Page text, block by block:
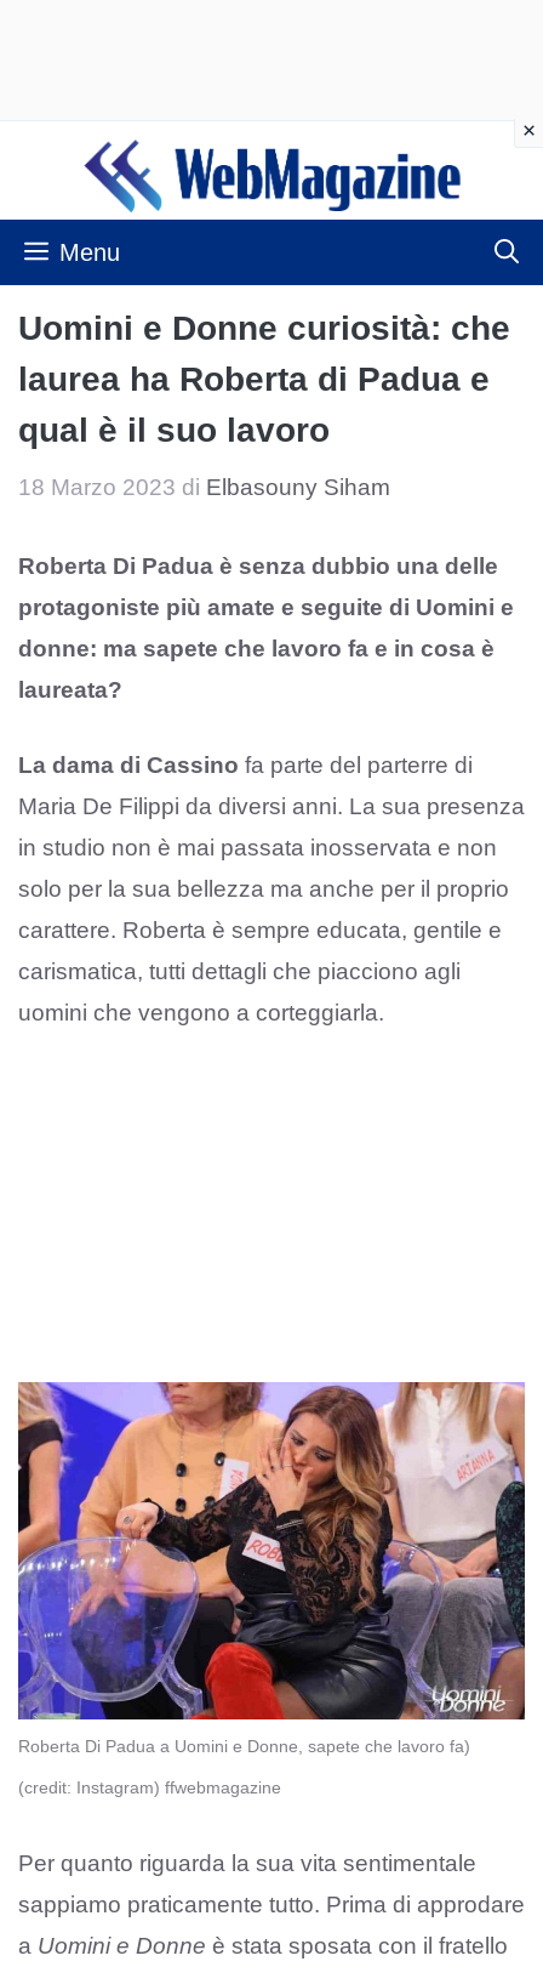
contenuto
Menu
Uomini e Donne curiosità: che
laurea ha Roberta di Padua e
qual è il suo lavoro
18 Marzo 2023 di Elbasouny Siham
Roberta Di Padua è senza dubbio una delle
protagoniste più amate e seguite di Uomini e
donne: ma sapete che lavoro fa e in cosa è
laureata?
La dama di Cassino fa parte del parterre di
Maria De Filippi da diversi anni. La sua presenza
in studio non è mai passata inosservata e non
solo per la sua bellezza ma anche per il proprio
carattere. Roberta è sempre educata, gentile e
carismatica, tutti dettagli che piacciono agli
uomini che vengono a corteggiarla.
Roberta Di Padua a Uomini e Donne, sapete che lavoro fa)
(credit: Instagram) ffwebmagazine
Per quanto riguarda la sua vita sentimentale
sappiamo praticamente tutto. Prima di approdare
a Uomini e Donne è stata sposata con il fratello